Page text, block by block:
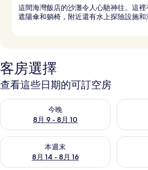
這間海灣飯店的沙灘令人心馳神往。這裡
遮陽傘和躺椅，附近還有水上探險設施和
客房選擇
查看這些日期的可訂空房
今晚
8月 9 - 8月 10
查看今晚 8月 9 - 8月 10的可訂空房查看明
本週末
8月 14 - 8月 16
查看本週末 8月 14 - 8月 16的可訂空房查看下